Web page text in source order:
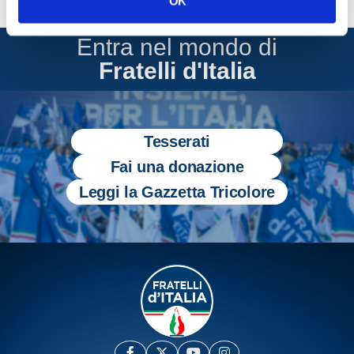
Entra nel mondo di
Fratelli d'Italia
Tesserati
Fai una donazione
Leggi la Gazzetta Tricolore